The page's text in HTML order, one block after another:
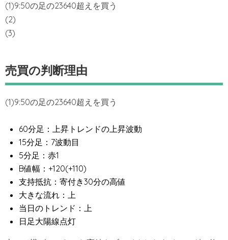
(1)9:50の足の23640超えを買う
(2)
(3)
売買の判断理由
(1)9:50の足の23640超えを買う
60分足：上昇トレンドの上昇波動
15分足：7波動目
5分足：赤1
B値幅：+120(+110)
支持抵抗：寄付き30分の高値
大きな流れ：上
当日のトレンド：上
日足大陽線点灯